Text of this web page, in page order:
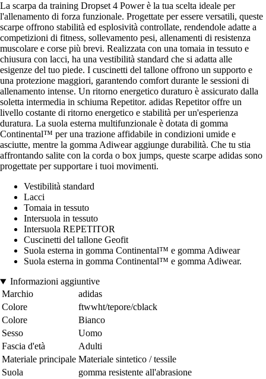
La scarpa da training Dropset 4 Power è la tua scelta ideale per
l'allenamento di forza funzionale. Progettate per essere versatili, queste
scarpe offrono stabilità ed esplosività controllate, rendendole adatte a
competizioni di fitness, sollevamento pesi, allenamenti di resistenza
muscolare e corse più brevi. Realizzata con una tomaia in tessuto e
chiusura con lacci, ha una vestibilità standard che si adatta alle
esigenze del tuo piede. I cuscinetti del tallone offrono un supporto e
una protezione maggiori, garantendo comfort durante le sessioni di
allenamento intense. Un ritorno energetico duraturo è assicurato dalla
soletta intermedia in schiuma Repetitor. adidas Repetitor offre un
livello costante di ritorno energetico e stabilità per un'esperienza
duratura. La suola esterna multifunzionale è dotata di gomma
Continental™ per una trazione affidabile in condizioni umide e
asciutte, mentre la gomma Adiwear aggiunge durabilità. Che tu stia
affrontando salite con la corda o box jumps, queste scarpe adidas sono
progettate per supportare i tuoi movimenti.
Vestibilità standard
Lacci
Tomaia in tessuto
Intersuola in tessuto
Intersuola REPETITOR
Cuscinetti del tallone Geofit
Suola esterna in gomma Continental™ e gomma Adiwear
Suola esterna in gomma Continental™ e gomma Adiwear.
Informazioni aggiuntive
Marchio
adidas
Colore
ftwwht/tepore/cblack
Colore
Bianco
Sesso
Uomo
Fascia d'età
Adulti
Materiale principale Materiale sintetico / tessile
Suola
gomma resistente all'abrasione